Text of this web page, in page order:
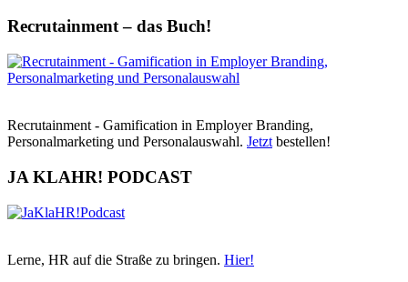
Recrutainment – das Buch!
Recrutainment - Gamification in Employer Branding,
Personalmarketing und Personalauswahl. Jetzt bestellen!
JA KLAHR! PODCAST
Lerne, HR auf die Straße zu bringen. Hier!